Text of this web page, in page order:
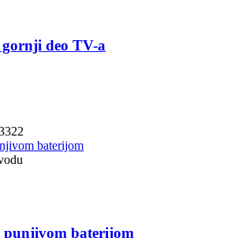
gornji deo TV-a
punjivom baterijom